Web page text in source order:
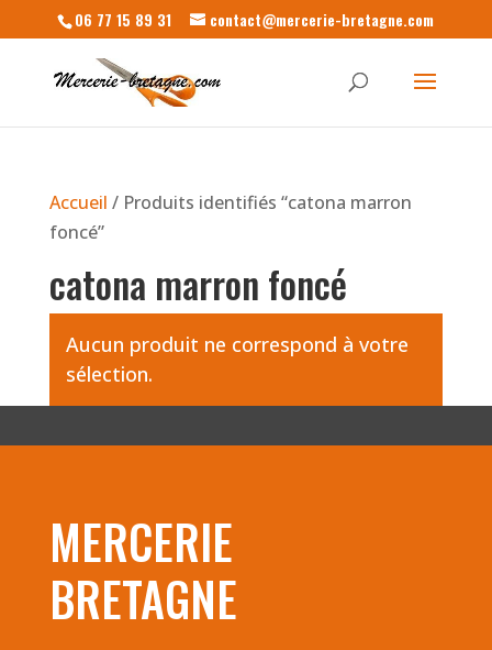
06 77 15 89 31 contact@mercerie-bretagne.com
Accueil / Produits identifiés “catona marron
foncé”
catona marron foncé
Aucun produit ne correspond à votre
sélection.
MERCERIE
BRETAGNE